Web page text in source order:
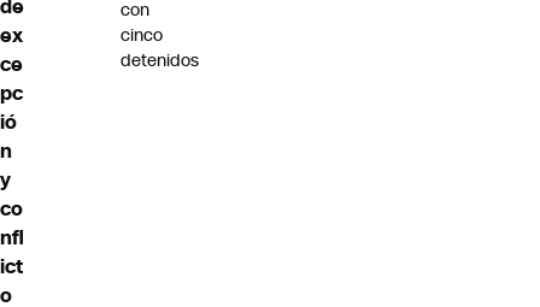
de
ex
ce
pc
ió
n
y
co
nfl
ict
o
con
cinco
detenidos